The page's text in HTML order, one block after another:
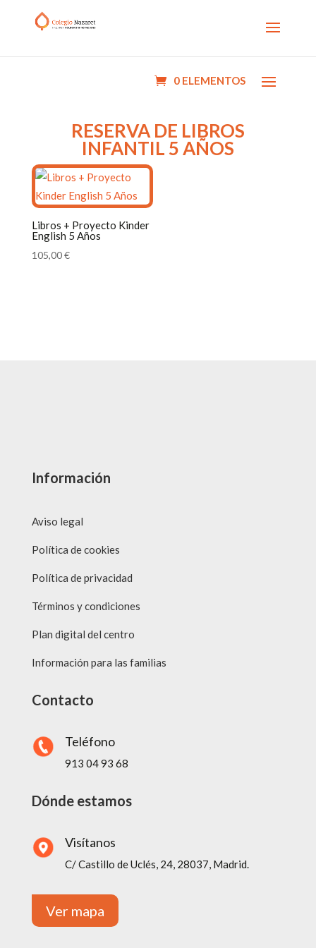
0 ELEMENTOS
RESERVA DE LIBROS
INFANTIL 5 AÑOS
Libros + Proyecto Kinder
English 5 Años
105,00€
Información
Aviso legal
Política de cookies
Política de privacidad
Términos y condiciones
Plan digital del centro
Información para las familias
Contacto
Teléfono
913 04 93 68
Dónde estamos
Visítanos
C/ Castillo de Uclés, 24, 28037, Madrid.
Ver mapa